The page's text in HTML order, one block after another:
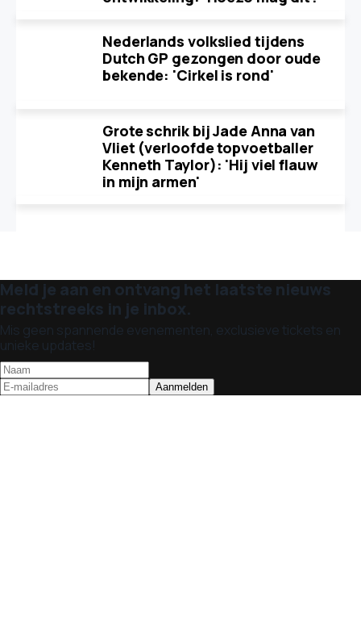
Nederlands volkslied tijdens
Dutch GP gezongen door oude
bekende: 'Cirkel is rond'
Grote schrik bij Jade Anna van
Vliet (verloofde topvoetballer
Kenneth Taylor): 'Hij viel flauw
in mijn armen'
Meld je aan en ontvang het laatste nieuws
rechtstreeks in je inbox.
Mis geen spannende evenementen, exclusieve tickets en
unieke updates!